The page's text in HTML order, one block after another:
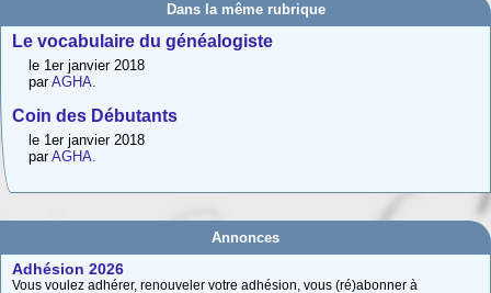
Dans la même rubrique
Le vocabulaire du généalogiste
le 1er janvier 2018
parAGHA.
Coin des Débutants
le 1er janvier 2018
parAGHA.
Annonces
Adhésion 2026
Vous voulez adhérer, renouveler votre adhésion, vous (ré)abonner à
Provence (…)